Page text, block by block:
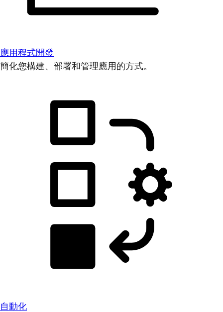
應用程式開發
簡化您構建、部署和管理應用的方式。
自動化